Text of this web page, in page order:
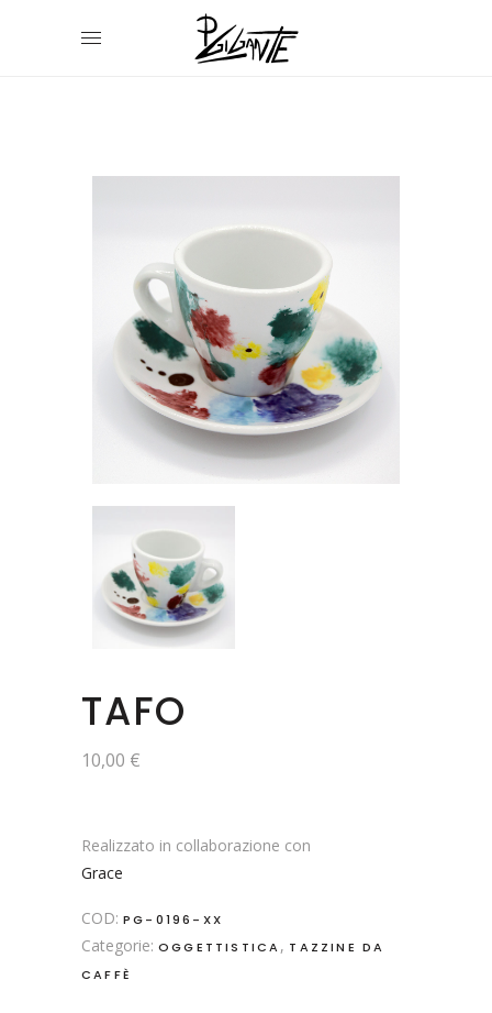
TAFO
10,00 €
Realizzato in collaborazione con
Grace
COD: PG-0196-XX
Categorie: OGGETTISTICA, TAZZINE DA
CAFFÈ